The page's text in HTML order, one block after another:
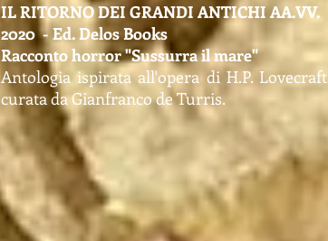
IL RITORNO DEI GRANDI ANTICHI AA.VV.
2020 - Ed. Delos Books
Racconto horror "Sussurra il mare"
Antologia ispirata all'opera di H.P. Lovecraft
curata da Gianfranco de Turris.